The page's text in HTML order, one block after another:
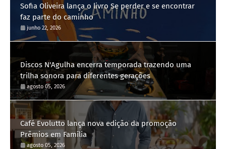
Sofia Oliveira lança o livro Se perder e se encontrar
faz parte do caminho
junho 22, 2026
Discos N'Agulha encerra temporada trazendo uma
trilha sonora para diferentes gerações
agosto 05, 2026
Café Evolutto lança nova edição da promoção
Prêmios em Família
agosto 05, 2026